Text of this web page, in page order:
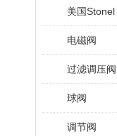
美国Stonel
电磁阀
过滤调压阀
球阀
调节阀